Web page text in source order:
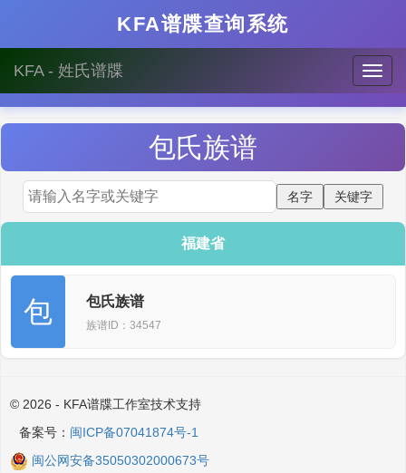
KFA谱牒查询系统
KFA - 姓氏谱牒
包氏族谱
福建省
包 包氏族谱
族谱ID：34547
© 2026 - KFA谱牒工作室技术支持
备案号： 闽ICP备07041874号-1
闽公网安备35050302000673号